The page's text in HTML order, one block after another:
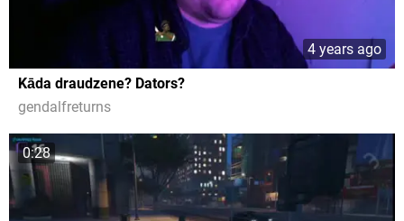
4 years ago
Kāda draudzene? Dators?
gendalfreturns
0:28